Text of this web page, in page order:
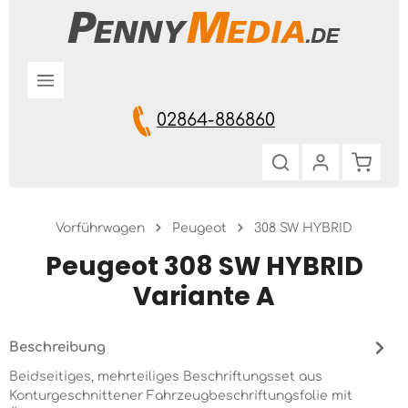
Zum Hauptinhalt springen
02864-886860
Vorführwagen Peugeot 308 SW HYBRID
Peugeot 308 SW HYBRID
Variante A
Beschreibung
Beidseitiges, mehrteiliges Beschriftungsset aus
Konturgeschnittener Fahrzeugbeschriftungsfolie mit